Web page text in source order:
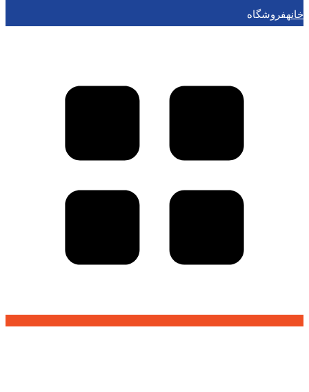
خانهفروشگاه